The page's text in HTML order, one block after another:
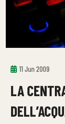
11 Jun 2009
LA